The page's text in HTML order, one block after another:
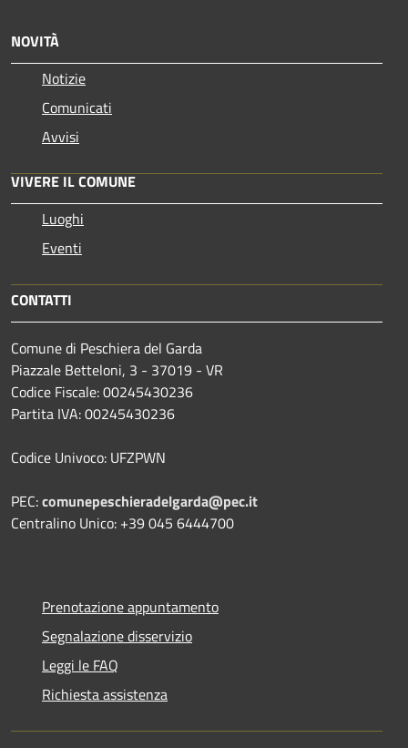
NOVITÀ
Notizie
Comunicati
Avvisi
VIVERE IL COMUNE
Luoghi
Eventi
CONTATTI
Comune di Peschiera del Garda
Piazzale Betteloni, 3 - 37019 - VR
Codice Fiscale: 00245430236
Partita IVA: 00245430236
Codice Univoco: UFZPWN
PEC:comunepeschieradelgarda@pec.it
Centralino Unico: +39 045 6444700
Prenotazione appuntamento
Segnalazione disservizio
Leggi le FAQ
Richiesta assistenza